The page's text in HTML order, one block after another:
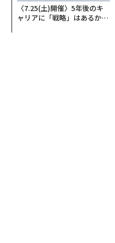
〈7.25(土)開催〉5年後のキ
ャリアに「戦略」はあるか。